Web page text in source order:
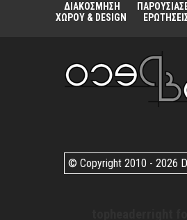
ΔΙΑΚΟΣΜΗΣΗ
ΧΩΡΟΥ & DESIGN
© Copyright 2010 - 2026